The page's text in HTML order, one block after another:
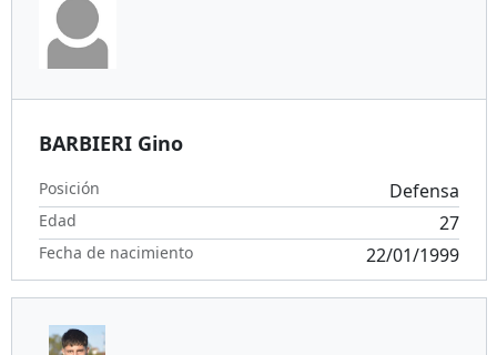
BARBIERI Gino
Posición Defensa
Edad 27
Fecha de nacimiento 22/01/1999